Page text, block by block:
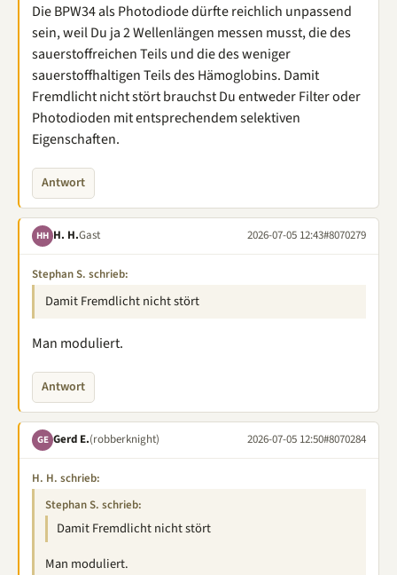
Die BPW34 als Photodiode dürfte reichlich unpassend
sein, weil Du ja 2 Wellenlängen messen musst, die des
sauerstoffreichen Teils und die des weniger
sauerstoffhaltigen Teils des Hämoglobins. Damit
Fremdlicht nicht stört brauchst Du entweder Filter oder
Photodioden mit entsprechendem selektiven
Eigenschaften.
Antwort
HH H. H.Gast 2026-07-05 12:43#8070279
Stephan S. schrieb:
Damit Fremdlicht nicht stört
Man moduliert.
Antwort
GE Gerd E.(robberknight) 2026-07-05 12:50#8070284
H. H. schrieb:
Stephan S. schrieb:
Damit Fremdlicht nicht stört
Man moduliert.